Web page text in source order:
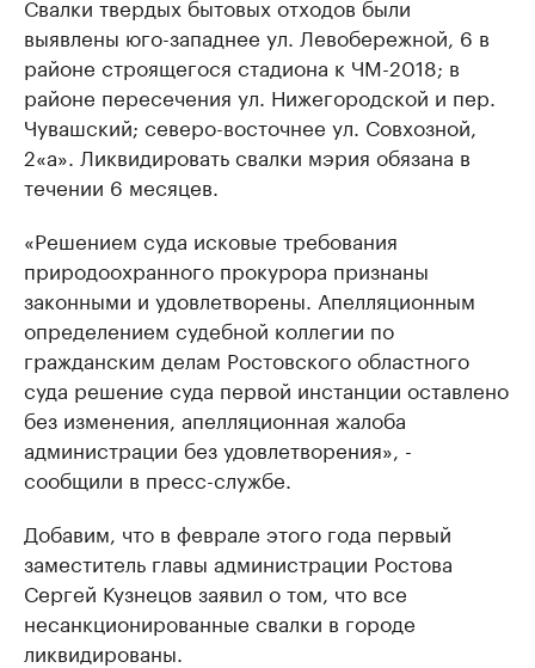
выявлены юго-западнее ул. Левобережной, 6 в
районе строящегося стадиона к ЧМ-2018; в
районе пересечения ул. Нижегородской и пер.
Чувашский; северо-восточнее ул. Совхозной,
2«а». Ликвидировать свалки мэрия обязана в
течении 6 месяцев.
«Решением суда исковые требования
природоохранного прокурора признаны
законными и удовлетворены. Апелляционным
определением судебной коллегии по
гражданским делам Ростовского областного
суда решение суда первой инстанции оставлено
без изменения, апелляционная жалоба
администрации без удовлетворения», -
сообщили в пресс-службе.
Добавим, что в феврале этого года первый
заместитель главы администрации Ростова
Сергей Кузнецов заявил о том, что все
несанкционированные свалки в городе
ликвидированы.